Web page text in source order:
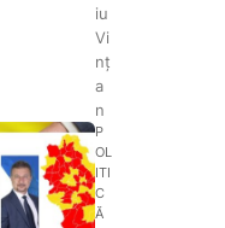
iu
Vi
nț
a
n
P
OL
ITI
C
Ă